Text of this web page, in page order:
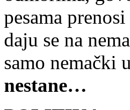
pesama
daju se na
samo
nestane…